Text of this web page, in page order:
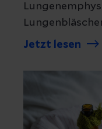
es dazu und
Jetzt lesen